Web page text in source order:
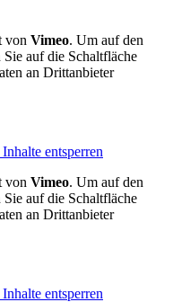
von Vimeo. Um auf den
auf die Schaltfläche
an Drittanbieter
entsperren
von Vimeo. Um auf den
auf die Schaltfläche
an Drittanbieter
entsperren